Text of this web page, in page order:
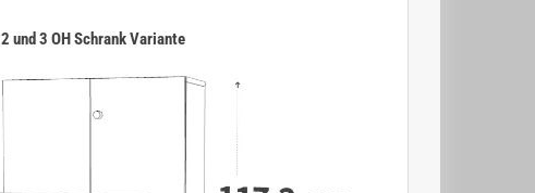
2 und 3 OH Schrank Variante